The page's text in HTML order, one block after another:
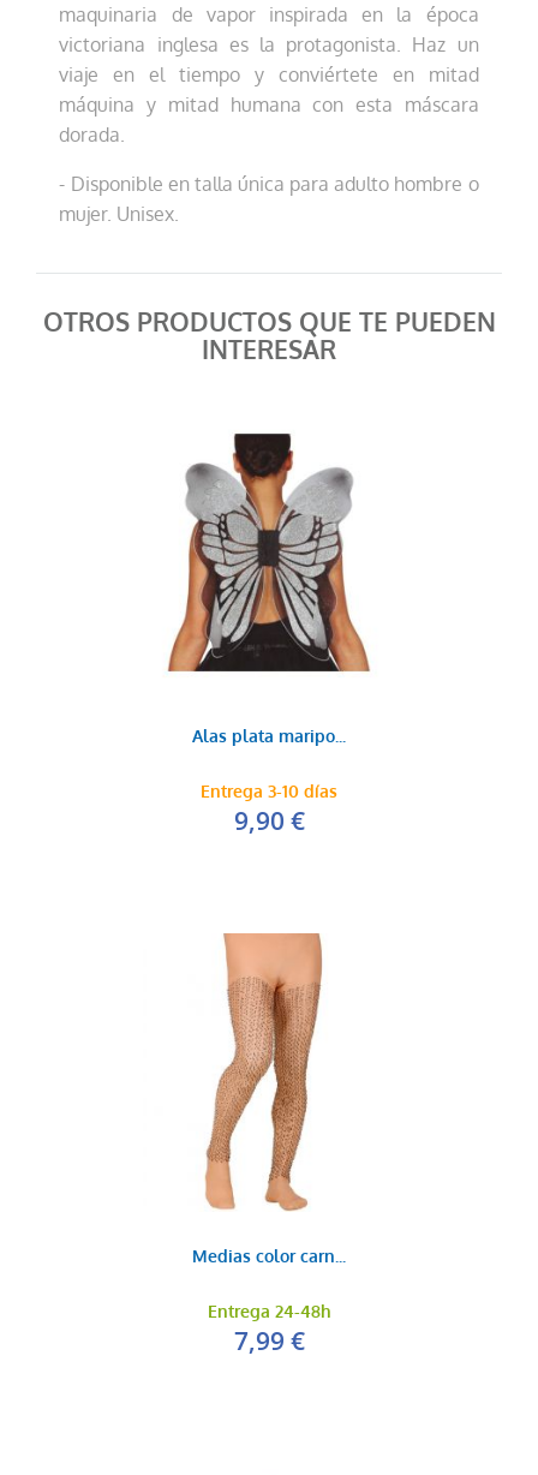
maquinaria de vapor inspirada en la época
victoriana inglesa es la protagonista. Haz un
viaje en el tiempo y conviértete en mitad
máquina y mitad humana con esta máscara
dorada.
- Disponible en talla única para adulto hombre o
mujer. Unisex.
OTROS PRODUCTOS QUE TE PUEDEN
INTERESAR
Alas plata maripo...
Entrega 3-10 días
9,90 €
Medias color carn...
Entrega 24-48h
7,99 €